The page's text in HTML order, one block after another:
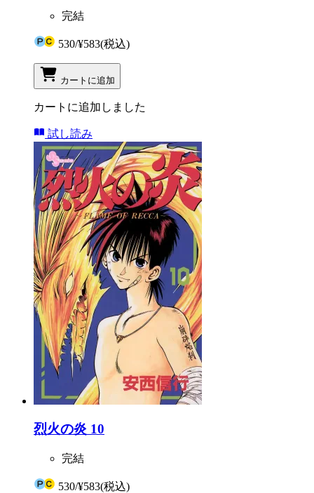
完結
530/¥583(税込)
カートに追加
カートに追加しました
試し読み
烈火の炎 10
完結
530/¥583(税込)